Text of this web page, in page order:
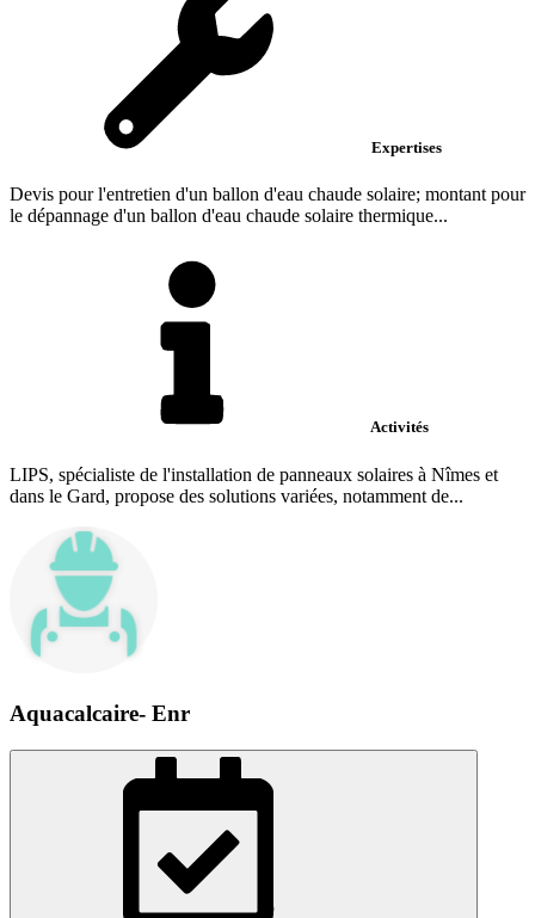
Expertises
Devis pour l'entretien d'un ballon d'eau chaude solaire; montant pour
le dépannage d'un ballon d'eau chaude solaire thermique...
Activités
LIPS, spécialiste de l'installation de panneaux solaires à Nîmes et
dans le Gard, propose des solutions variées, notamment de...
Aquacalcaire- Enr